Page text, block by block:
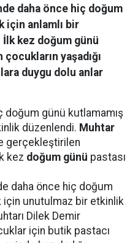
daha önce hiç doğum
için anlamlı bir
kez doğum günü
yaşadığı
duygu dolu anlar
doğum günü kutlamamış
düzenlendi. Muhtar
gerçekleştirilen
kez doğum günü pastası
daha önce hiç doğum
için unutulmaz bir etkinlik
Dilek Demir
için butik pastacı